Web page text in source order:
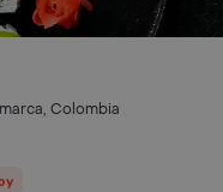
Colombia